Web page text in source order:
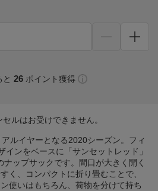
26 ポイント獲得
ルはお受けできません。
ルイヤーとなる2020シーズン。フィ
インをベースに「サンセットレッド」
ップサックです。間口が大きく開く
く、コンパクトに折り畳むことで、
使いはもちろん、荷物を分けて持ち